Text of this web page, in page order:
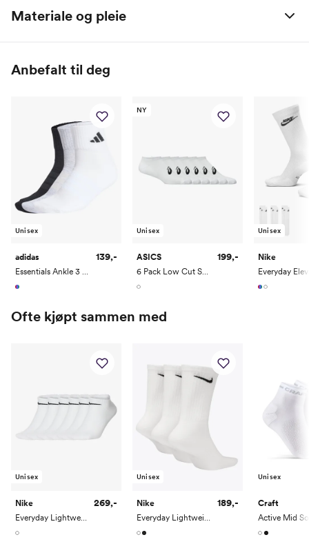
34-38
Materiale og pleie
Anbefalt til deg
Unisex
adidas
139,-
NY
Unisex
ASICS
6 Pack Low Cut Sock
199,-
Unisex
Nike
Ofte kjøpt sammen med
Unisex
Nike
Everyday Lightweight Training No-Show Socks 6pk
269,-
Unisex
Nike
Everyday Lightweight Training Crew Socks 3PK
189,-
Unisex
Craft